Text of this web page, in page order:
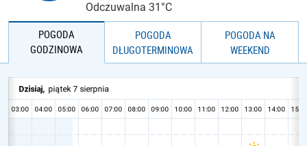
Odczuwalna 31°C
POGODA
GODZINOWA
POGODA
DŁUGOTERMINOWA
POGODA NA
WEEKEND